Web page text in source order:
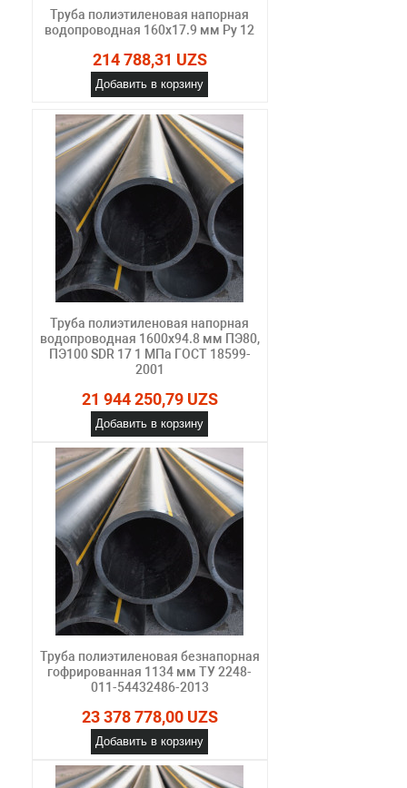
Труба полиэтиленовая напорная
водопроводная 160х17.9 мм Ру 12
214 788,31 UZS
Добавить в корзину
Труба полиэтиленовая напорная
водопроводная 1600х94.8 мм ПЭ80,
ПЭ100 SDR 17 1 МПа ГОСТ 18599-
2001
21 944 250,79 UZS
Добавить в корзину
Труба полиэтиленовая безнапорная
гофрированная 1134 мм ТУ 2248-
011-54432486-2013
23 378 778,00 UZS
Добавить в корзину